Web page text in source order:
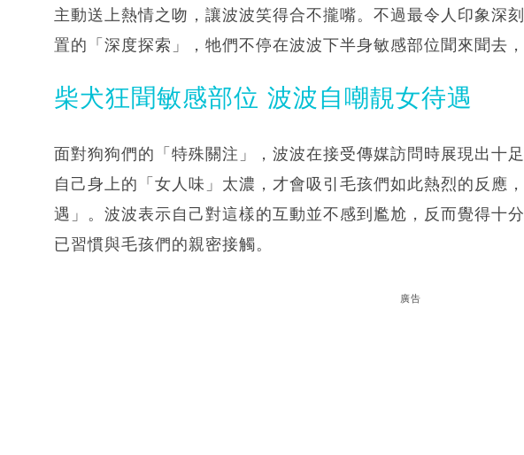
主動送上熱情之吻，讓波波笑得合不攏嘴。不過最令人印象深
置的「深度探索」，牠們不停在波波下半身敏感部位聞來聞去，
柴犬狂聞敏感部位 波波自嘲靚女待遇
面對狗狗們的「特殊關注」，波波在接受傳媒訪問時展現出十
自己身上的「女人味」太濃，才會吸引毛孩們如此熱烈的反應
遇」。波波表示自己對這樣的互動並不感到尷尬，反而覺得十
已習慣與毛孩們的親密接觸。
廣告